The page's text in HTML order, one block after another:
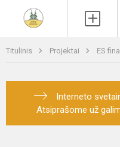
Titulinis Projektai ES
Interneto
Atsiprašome už